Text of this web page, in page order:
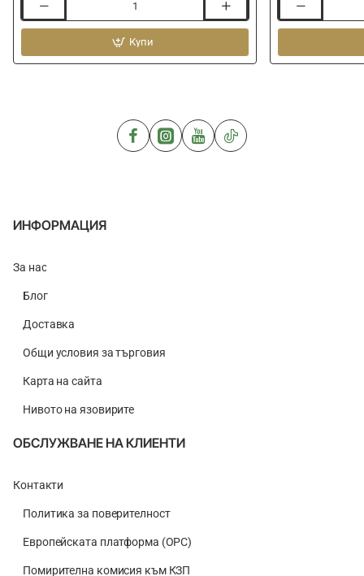
топчета
BAITS
Купи
топчета
стръв
ИНФОРМАЦИЯ
За нас
Блог
Доставка
Общи условия за търговия
Карта на сайта
Нивото на язовирите
ОБСЛУЖВАНЕ НА КЛИЕНТИ
Контакти
Политика за поверителност
Европейската платформа (ОРС)
Помирителна комисия към КЗП